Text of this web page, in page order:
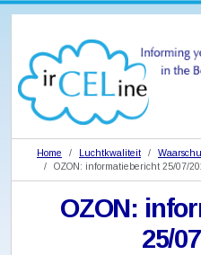
Home Luchtkwaliteit
OZON: informatiebericht 25/07/
OZON:
25/